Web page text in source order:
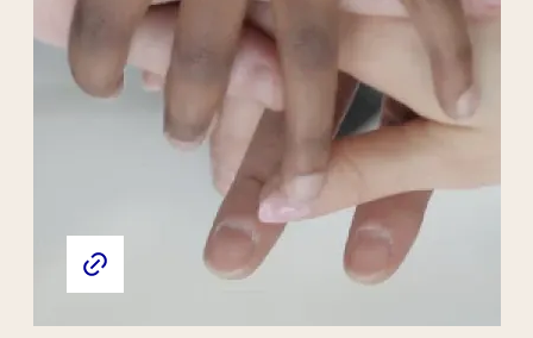
Liens externes de l'association
Site web de l'association